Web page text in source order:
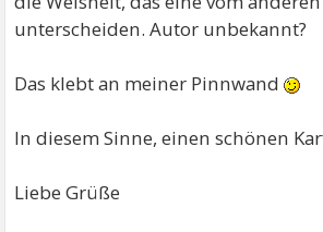
unterscheiden. Autor unbekannt?
Das klebt an meiner Pinnwand
In diesem Sinne, einen schönen
Liebe Grüße